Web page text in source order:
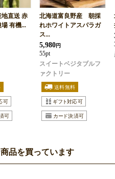
直送 赤
有機...
北海道富良野産 朝採
れホワイトアスパラガ
ス...
5,980円
55pt
スイートベジタブルフ
ァクトリー
品を買っています